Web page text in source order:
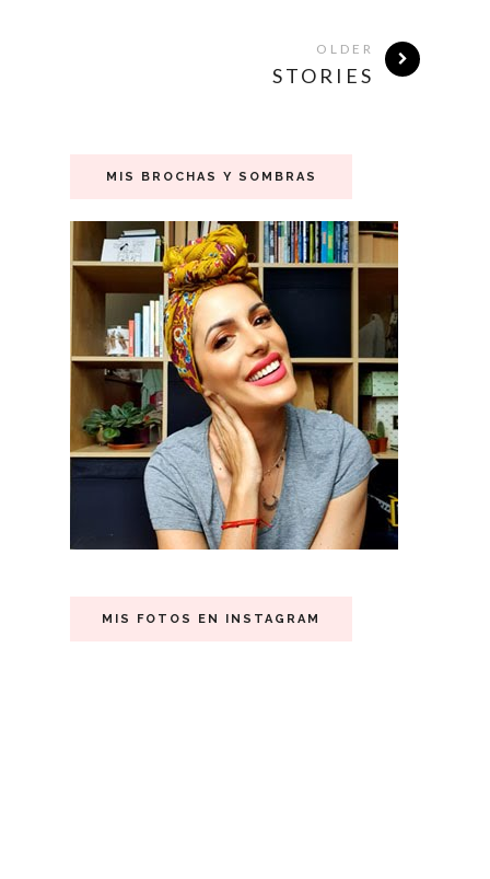
OLDER
STORIES
MIS BROCHAS Y SOMBRAS
MIS FOTOS EN INSTAGRAM